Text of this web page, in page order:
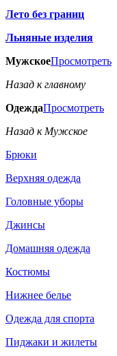
Лето без границ
Льняные изделия
МужскоеПросмотреть
Назад к главному
ОдеждаПросмотреть
Назад к Мужское
Брюки
Верхняя одежда
Головные уборы
Джинсы
Домашняя одежда
Костюмы
Нижнее белье
Одежда для спорта
Пиджаки и жилеты